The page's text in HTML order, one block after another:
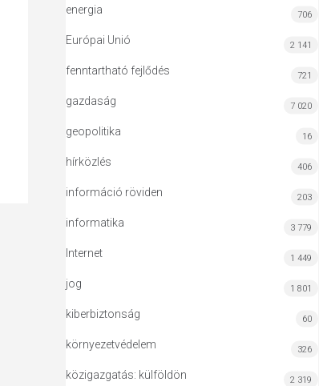
energia 706
Európai Unió 2 141
fenntartható fejlődés 721
gazdaság 7 020
geopolitika 16
hírközlés 406
információ röviden 203
informatika 3 779
Internet 1 449
jog 1 801
kiberbiztonság 60
környezetvédelem 326
közigazgatás: külföldön 2 319